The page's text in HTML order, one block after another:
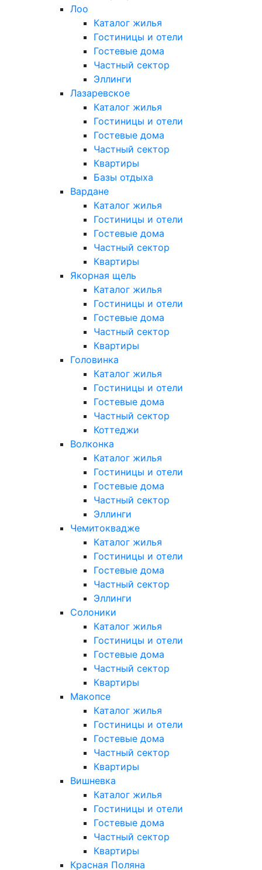
Лоо
Каталог жилья
Гостиницы и отели
Гостевые дома
Частный сектор
Эллинги
Лазаревское
Каталог жилья
Гостиницы и отели
Гостевые дома
Частный сектор
Квартиры
Базы отдыха
Вардане
Каталог жилья
Гостиницы и отели
Гостевые дома
Частный сектор
Квартиры
Якорная щель
Каталог жилья
Гостиницы и отели
Гостевые дома
Частный сектор
Квартиры
Головинка
Каталог жилья
Гостиницы и отели
Гостевые дома
Частный сектор
Коттеджи
Волконка
Каталог жилья
Гостиницы и отели
Гостевые дома
Частный сектор
Эллинги
Чемитоквадже
Каталог жилья
Гостиницы и отели
Гостевые дома
Частный сектор
Эллинги
Солоники
Каталог жилья
Гостиницы и отели
Гостевые дома
Частный сектор
Квартиры
Макопсе
Каталог жилья
Гостиницы и отели
Гостевые дома
Частный сектор
Квартиры
Вишневка
Каталог жилья
Гостиницы и отели
Гостевые дома
Частный сектор
Квартиры
Красная Поляна